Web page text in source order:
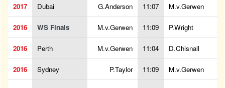
2017 Dubai G.Anderson 11:07 M.v.Gerwen
2016 WS Finals M.v.Gerwen 11:09 P.Wright
2016 Perth M.v.Gerwen 11:04 D.Chisnall
2016 Sydney P.Taylor 11:09 M.v.Gerwen